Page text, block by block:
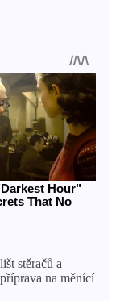
stěračů a
na měnící